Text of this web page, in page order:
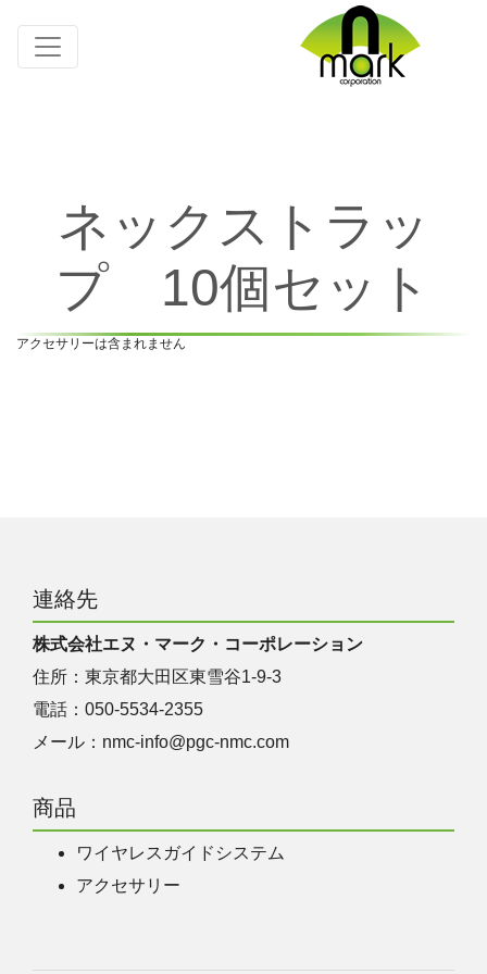
ネックストラッ
プ 10個セット
アクセサリーは含まれません
連絡先
株式会社エヌ・マーク・コーポレーション
住所：東京都大田区東雪谷1‐9‐3
電話：050-5534-2355
メール： nmc-info@pgc-nmc.com
商品
ワイヤレスガイドシステム
アクセサリー